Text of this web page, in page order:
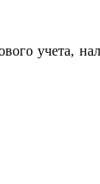
учета,